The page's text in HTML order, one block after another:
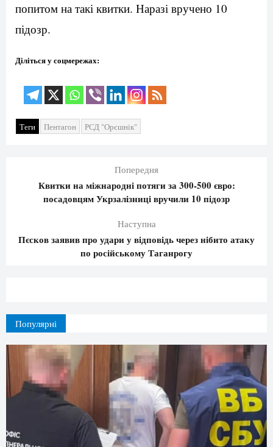
попитом на такі квитки. Наразі вручено 10
підозр.
Діліться у соцмережах:
Теги Пентагон РСД "Орєшнік"
Попередня
Квитки на міжнародні потяги за 300-500 євро:
посадовцям Укрзалізниці вручили 10 підозр
Наступна
Пєсков заявив про удари у відповідь через нібито атаку
по російському Таганрогу
Популярні